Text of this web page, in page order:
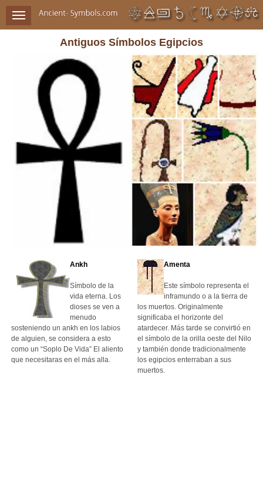
Antiguos Símbolos Egipcios
Ankh
Símbolo de la
vida eterna. Los
dioses se ven a
menudo
sosteniendo un ankh en los labios
de alguien, se considera a esto
como un “Soplo De Vida” El aliento
que necesitaras en el más alla.
Amenta
Este símbolo representa el
inframundo o a la tierra de
los muertos. Originalmente
significaba el horizonte del
atardecer. Más tarde se convirtió en
el símbolo de la orilla oeste del Nilo
y también donde tradicionalmente
los egipcios enterraban a sus
muertos.